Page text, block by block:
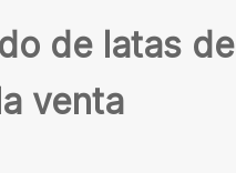
de latas de
venta